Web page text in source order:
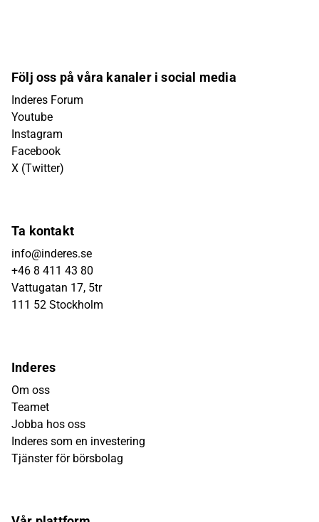
Följ oss på våra kanaler i social media
Inderes Forum
Youtube
Instagram
Facebook
X (Twitter)
Ta kontakt
info@inderes.se
+46 8 411 43 80
Vattugatan 17, 5tr
111 52 Stockholm
Inderes
Om oss
Teamet
Jobba hos oss
Inderes som en investering
Tjänster för börsbolag